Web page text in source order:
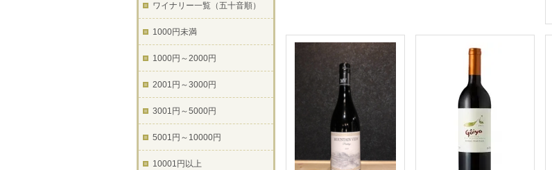
ワイナリー一覧（五十音順）
1000円未満
1000円～2000円
2001円～3000円
3001円～5000円
5001円～10000円
10001円以上